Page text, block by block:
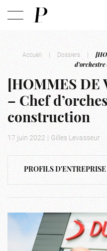
Accueil | Dossiers |
[HOMMES DE
– Chef
construction
17 juin 2022 | Gilles Levasseur
PROFILS D'ENTREPRISE